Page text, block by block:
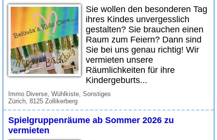
Sie wollen den besonderen Tag
ihres Kindes unvergesslich
gestalten? Sie brauchen einen
Raum zum Feiern? Dann sind
Sie bei uns genau richtig! Wir
vermieten unsere
Räumlichkeiten für ihre
Kindergeburts...
Immo Diverse, Wühlkiste, Sonstiges
Zürich, 8125 Zollikerberg
Spielgruppenräume ab Sommer 2026 zu
vermieten